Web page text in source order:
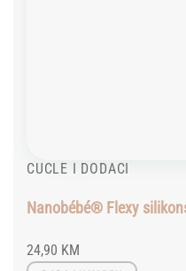
CUCLE I DODACI
Nanobébé® Flexy
24,90 KM